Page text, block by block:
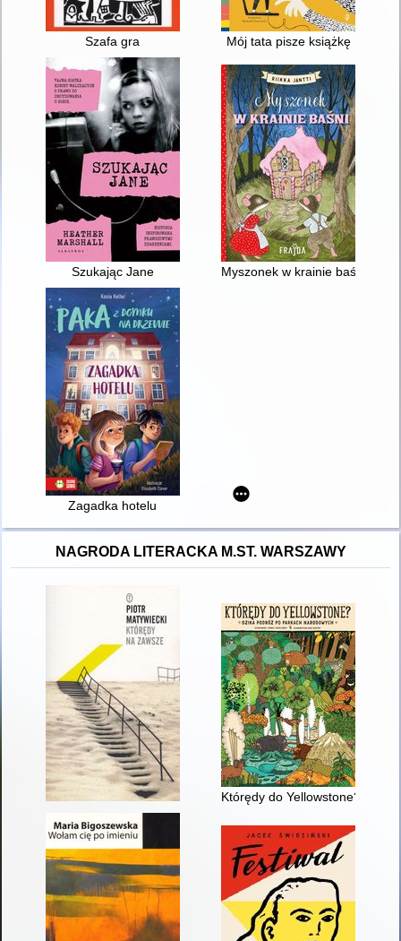
Szafa gra Mój tata pisze książkę
Szukając Jane Myszonek w krainie baśni
Zagadka hotelu
NAGRODA LITERACKA M.ST. WARSZAWY
Którędy do Yellowstone? :